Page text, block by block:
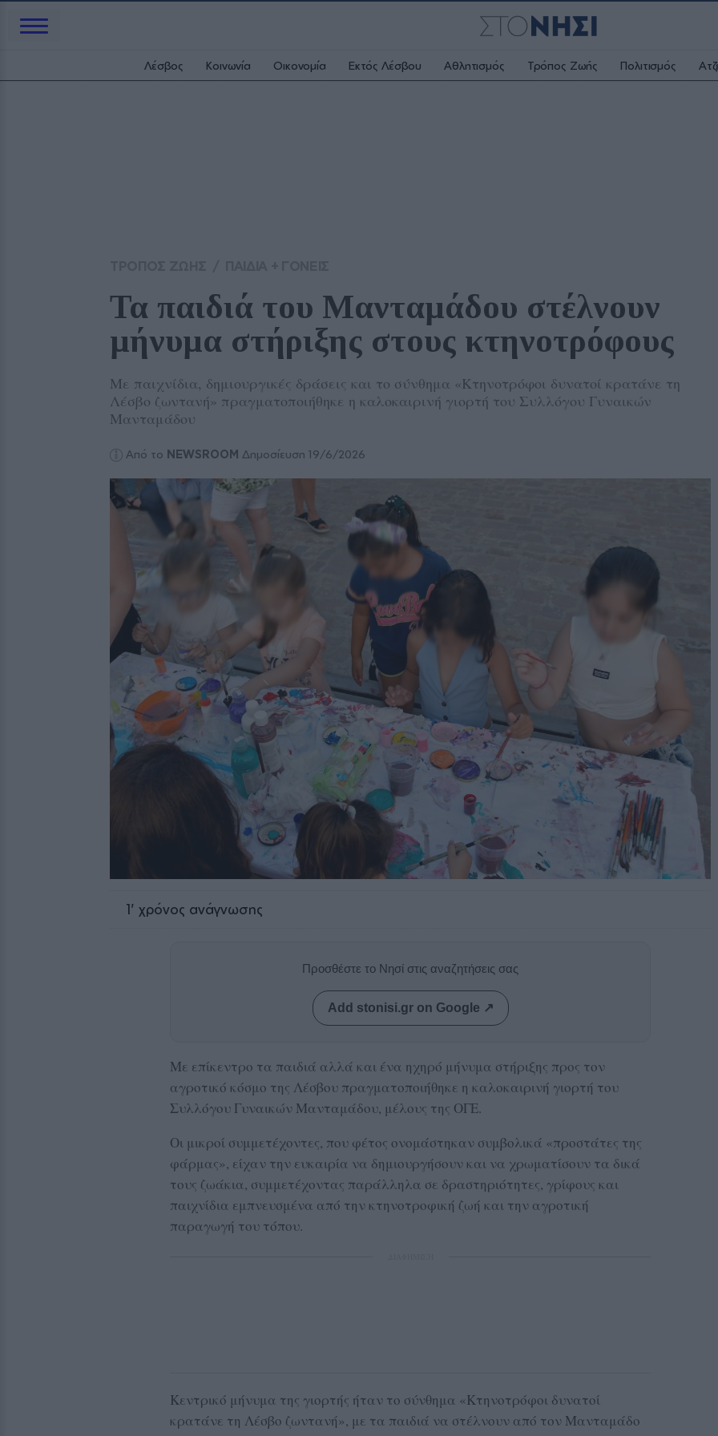
Λέσβος Κοινωνία Οικονομία Εκτός Λέσβου Αθλητισμός Τρόπος Ζωής Πολιτισμός
Τα παιδιά του Μανταμάδου στέλνουν
μήνυμα στήριξης στους κτηνοτρόφους
Με παιχνίδια, δημιουργικές δράσεις και το σύνθημα «Κτηνοτρόφοι δυνατοί κρατάνε τη
Λέσβο ζωντανή» πραγματοποιήθηκε η καλοκαιρινή γιορτή του Συλλόγου Γυναικών
Μανταμάδου
Από το NEWSROOM Δημοσίευση 19/6/2026
1' χρόνος ανάγνωσης
Προσθέστε το Νησί στις αναζητήσεις σας
Add stonisi.gr on Google ↗
Με επίκεντρο τα παιδιά αλλά και ένα ηχηρό μήνυμα στήριξης προς τον
αγροτικό κόσμο της Λέσβου πραγματοποιήθηκε η καλοκαιρινή γιορτή του
Συλλόγου Γυναικών Μανταμάδου, μέλους της ΟΓΕ.
Οι μικροί συμμετέχοντες, που φέτος ονομάστηκαν συμβολικά «προστάτες της
φάρμας», είχαν την ευκαιρία να δημιουργήσουν και να χρωματίσουν τα δικά
τους ζωάκια, συμμετέχοντας παράλληλα σε δραστηριότητες, γρίφους και
παιχνίδια εμπνευσμένα από την κτηνοτροφική ζωή και την αγροτική
παραγωγή του τόπου.
Κεντρικό μήνυμα της γιορτής ήταν το σύνθημα «Κτηνοτρόφοι δυνατοί
κρατάνε τη Λέσβο ζωντανή», με τα παιδιά να στέλνουν από τον Μανταμάδο